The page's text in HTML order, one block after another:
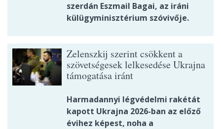
szerdán Eszmail Bagai, az iráni
külügyminisztérium szóvivője.
Zelenszkij szerint csökkent a
szövetségesek lelkesedése Ukrajna
támogatása iránt
Harmadannyi légvédelmi rakétát
kapott Ukrajna 2026-ban az előző
évihez képest, noha a